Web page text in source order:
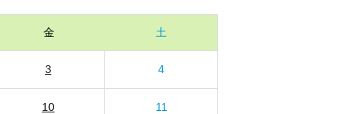
金 土
3 4
10 11